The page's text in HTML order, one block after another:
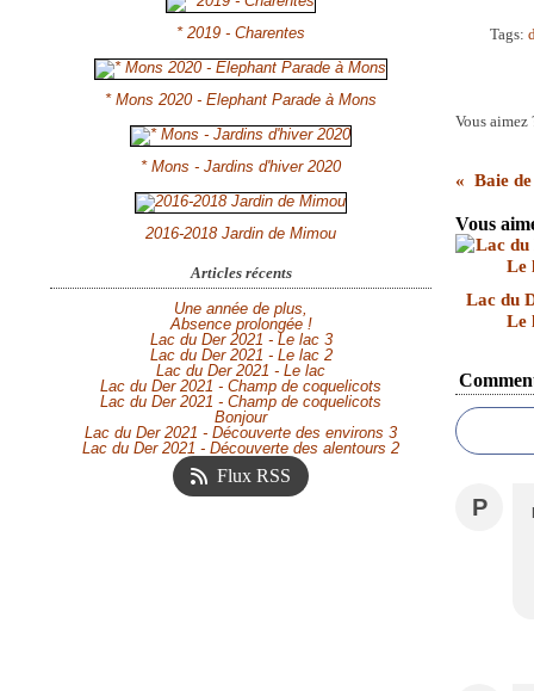
* 2019 - Charentes
* Mons 2020 - Elephant Parade à Mons
* Mons - Jardins d'hiver 2020
2016-2018 Jardin de Mimou
Articles récents
Une année de plus,
Absence prolongée !
Lac du Der 2021 - Le lac 3
Lac du Der 2021 - Le lac 2
Lac du Der 2021 - Le lac
Lac du Der 2021 - Champ de coquelicots
Lac du Der 2021 - Champ de coquelicots
Bonjour
Lac du Der 2021 - Découverte des environs 3
Lac du Der 2021 - Découverte des alentours 2
Flux RSS
Tags:
Vous aimez
Baie
Vous
Lac du
Le
P